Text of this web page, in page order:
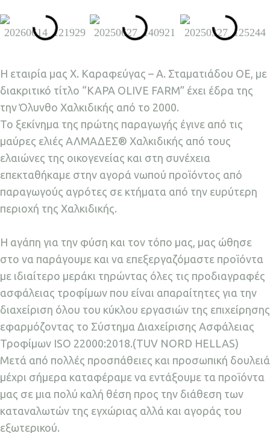
Η εταιρία μας Χ. Καραφεύγας – Α. Σταματιάδου ΟΕ, με
διακριτικό τίτλο “KAPA OLIVE FARM” έχει έδρα της
την Όλυνθο Χαλκιδικής από το 2000.
Το ξεκίνημα της πρώτης παραγωγής έγινε από τις
μαύρες ελιές ΑΛΜΑΔΕΣ® Χαλκιδικής από τους
ελαιώνες της οικογενείας και στη συνέχεια
επεκταθήκαμε στην αγορά νωπού προϊόντος από
παραγωγούς αγρότες σε κτήματα από την ευρύτερη
περιοχή της Χαλκιδικής.
Η αγάπη για την φύση και τον τόπο μας, μας ώθησε
στο να παράγουμε και να επεξεργαζόμαστε προϊόντα
με ιδιαίτερο μεράκι τηρώντας όλες τις προδιαγραφές
ασφάλειας τροφίμων που είναι απαραίτητες για την
διαχείριση όλου του κύκλου εργασιών της επιχείρησης
εφαρμόζοντας το Σύστημα Διαχείρισης Ασφάλειας
Τροφίμων ISO 22000:2018.(TUV NORD HELLAS)
Μετά από πολλές προσπάθειες και προσωπική δουλειά
μέχρι σήμερα καταφέραμε να εντάξουμε τα προϊόντα
μας σε μια πολύ καλή θέση προς την διάθεση των
καταναλωτών της εγχώριας αλλά και αγοράς του
εξωτερικού.